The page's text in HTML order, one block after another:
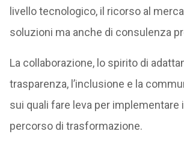
livello tecnologico, il ricorso al
soluzioni ma anche di consulenza
La collaborazione, lo spirito di
trasparenza, l’inclusione e la
sui quali fare leva per implementare
percorso di trasformazione.